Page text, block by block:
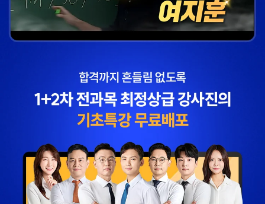
해커스에서 하라고
추천합니다.
해커스의 선생님들의
강의력이 너무 좋았어요.
덕분에 노베이스로
합격할 수 있었습니다.
합격생 양*성님
해커스의 선생님들이
직접 답안을 봐주시고
피드백 해주셔서 합격할
수 있었습니다.
합격생 이*원님